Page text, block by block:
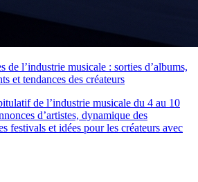
de l’industrie musicale : sorties d’albums,
et tendances des créateurs
de l’industrie musicale du 4 au 10
d’artistes, dynamique des
festivals et idées pour les créateurs avec